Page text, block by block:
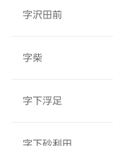
字沢田前
字柴
字下浮足